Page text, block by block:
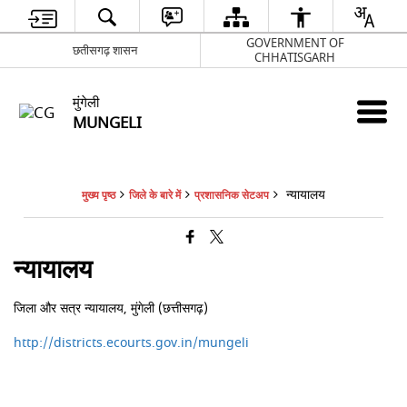
छतीसगढ़ शासन
GOVERNMENT OF
CHHATISGARH
मुंगेली
MUNGELI
मुख्य पृष्ठ जिले के बारे में प्रशासनिक सेटअप न्यायालय
न्यायालय
जिला और सत्र न्यायालय, मुंगेली (छत्तीसगढ़)
http://districts.ecourts.gov.in/mungeli